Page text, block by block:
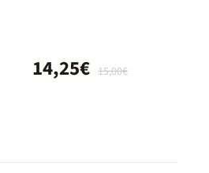
15,00€
14,25€